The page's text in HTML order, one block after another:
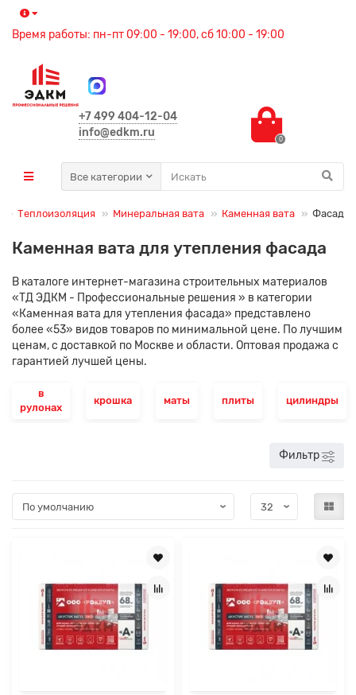
Время работы: пн-пт 09:00 - 19:00, сб 10:00 - 19:00
+7 499 404-12-04
info@edkm.ru
0
Все категории
Теплоизоляция Минеральная вата Каменная вата Фасад
Каменная вата для утепления фасада
В каталоге интернет-магазина строительных материалов
«ТД ЭДКМ - Профессиональные решения » в категории
«Каменная вата для утепления фасада» представлено
более «53» видов товаров по минимальной цене. По лучшим
ценам, с доставкой по Москве и области. Оптовая продажа с
гарантией лучшей цены.
в
рулонах
крошка маты плиты цилиндры
Фильтр